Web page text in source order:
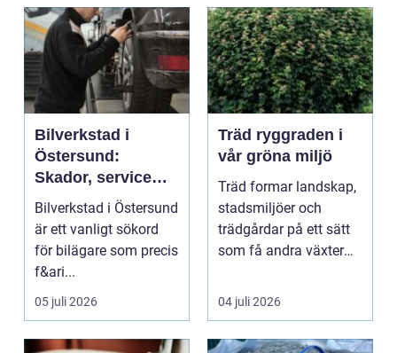
Bilverkstad i
Östersund:
Skador, service
och smarta val för
din bil
Bilverkstad i Östersund
är ett vanligt sökord
för bilägare som precis
f&ari...
05 juli 2026
Träd ryggraden i
vår gröna miljö
Träd formar landskap,
stadsmiljöer och
trädgårdar på ett sätt
som få andra växter
04 juli 2026